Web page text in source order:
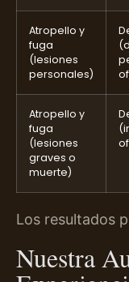
Atropello y
fuga
(lesiones
personales)
Atropello y
fuga
(lesiones
graves o
muerte)
Los resultados
Nuestra